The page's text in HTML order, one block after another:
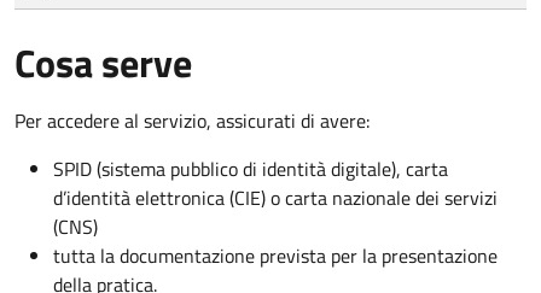
Cosa serve
Per accedere al servizio, assicurati di avere:
SPID (sistema pubblico di identità digitale), carta
d’identità elettronica (CIE) o carta nazionale dei servizi
(CNS)
tutta la documentazione prevista per la presentazione
della pratica.